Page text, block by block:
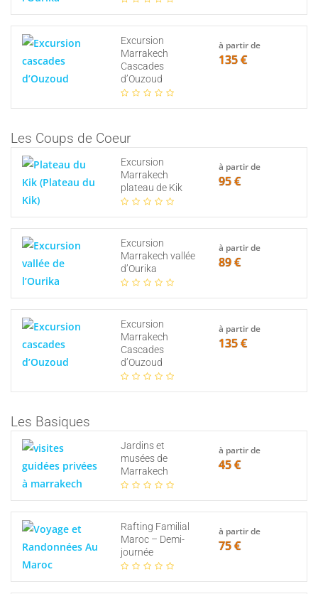
Excursion
Marrakech
Cascades
d’Ouzoud
à partir de
135 €
Les Coups de Coeur
Excursion
Marrakech
plateau de Kik
à partir de
95 €
Excursion
Marrakech vallée
d’Ourika
à partir de
89 €
Excursion
Marrakech
Cascades
d’Ouzoud
à partir de
135 €
Les Basiques
Jardins et
musées de
Marrakech
à partir de
45 €
Rafting Familial
Maroc – Demi-
journée
à partir de
75 €